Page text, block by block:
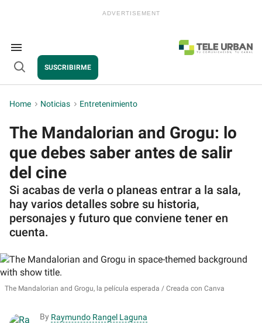
Search
&
Section
Navigation
Open
SUSCRIBIRME
Home > Noticias > Entretenimiento
The Mandalorian and Grogu: lo
que debes saber antes de salir
del cine
Si acabas de verla o planeas entrar a la sala,
hay varios detalles sobre su historia,
personajes y futuro que conviene tener en
cuenta.
The Mandalorian and Grogu, la película esperada Creada con Canva
By Raymundo Rangel Laguna